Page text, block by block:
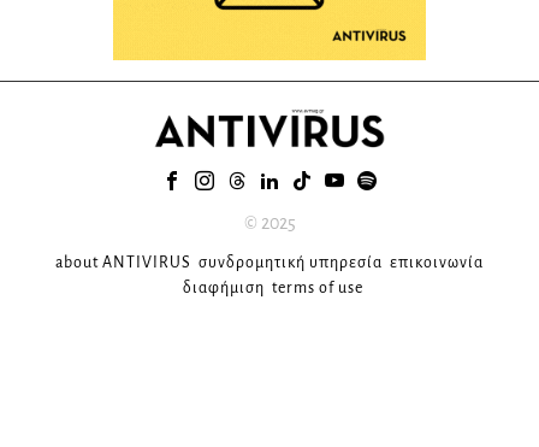
© 2025
about ANTIVIRUS συνδρομητική υπηρεσία επικοινωνία
διαφήμιση terms of use